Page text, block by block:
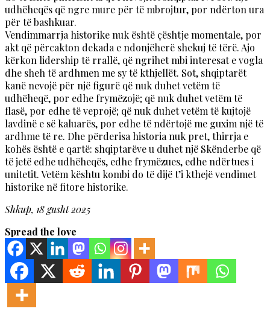
udhëheqës që ngre mure për të mbrojtur, por ndërton ura
për të bashkuar.
Vendimmarrja historike nuk është çështje momentale, por
akt që përcakton dekada e ndonjëherë shekuj të tërë. Ajo
kërkon lidership të rrallë, që ngrihet mbi interesat e vogla
dhe sheh të ardhmen me sy të kthjellët. Sot, shqiptarët
kanë nevojë për një figurë që nuk duhet vetëm të
udhëheqë, por edhe frymëzojë; që nuk duhet vetëm të
flasë, por edhe të veprojë; që nuk duhet vetëm të kujtojë
lavdinë e së kaluarës, por edhe të ndërtojë me guxim një të
ardhme të re. Dhe përderisa historia nuk pret, thirrja e
kohës është e qartë: shqiptarëve u duhet një Skënderbe që
të jetë edhe udhëheqës, edhe frymëzues, edhe ndërtues i
unitetit. Vetëm kështu kombi do të dijë t’i kthejë vendimet
historike në fitore historike.
Shkup, 18 gusht 2025
Spread the love